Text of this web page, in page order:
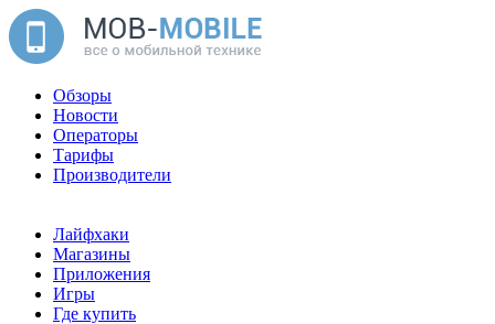
Обзоры
Новости
Операторы
Тарифы
Производители
Лайфхаки
Магазины
Приложения
Игры
Где купить